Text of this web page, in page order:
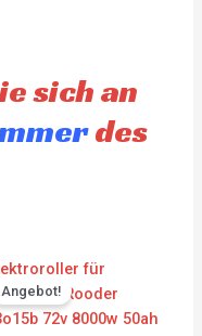
sich an
des
Angebot!
Original
price
was:
CHF 4'845.00.CHF